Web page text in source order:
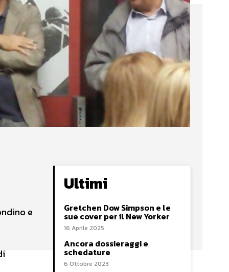
e
Ultimi
Gretchen Dow Simpson e le
sue cover per il New Yorker
16 Aprile 2025
Ancora dossieraggi e
schedature
6 Ottobre 2023